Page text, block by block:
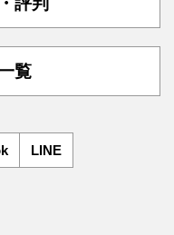
覧
LINE